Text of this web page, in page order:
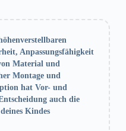
Anpassungsfähigkeit
Material und
Montage und
hat Vor- und
auch die
Kindes